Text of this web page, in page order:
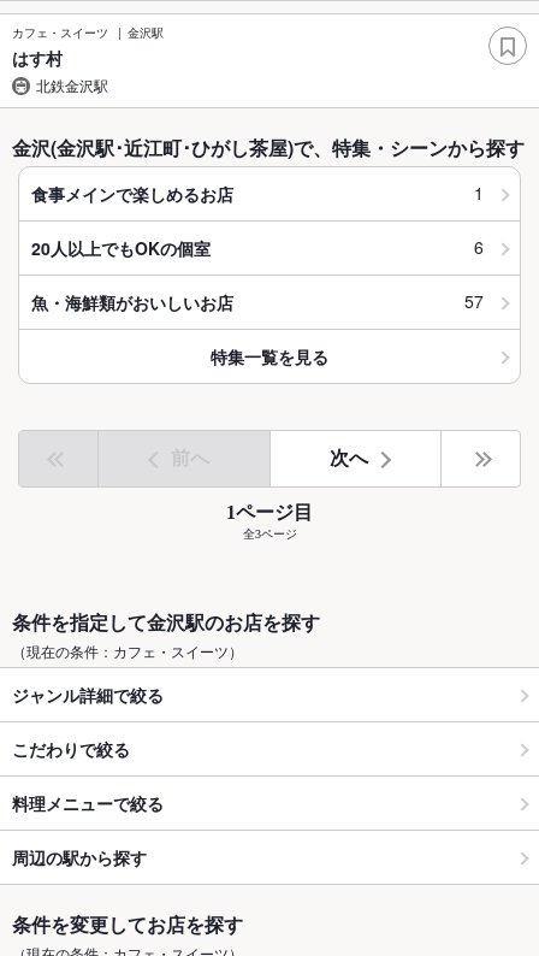
カフェ・スイーツ 金沢駅
はす村
北鉄金沢駅
金沢(金沢駅･近江町･ひがし茶屋)で、特集・シーンから探す
食事メインで楽しめるお店 1
20人以上でもOKの個室 6
魚・海鮮類がおいしいお店 57
特集一覧を見る
前へ 次へ
1ページ目
全3ページ
条件を指定して金沢駅のお店を探す
（現在の条件：カフェ・スイーツ）
ジャンル詳細で絞る
こだわりで絞る
料理メニューで絞る
周辺の駅から探す
条件を変更してお店を探す